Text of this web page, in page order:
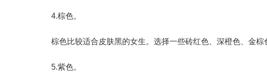
4.棕色。
棕色比较适合皮肤黑的女生。选择一些砖红色、深橙色、金棕
5.紫色。